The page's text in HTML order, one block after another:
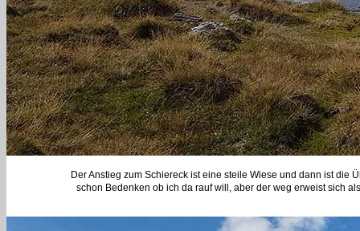
Der Anstieg zum Schiereck ist eine steile Wiese und dann ist die
schon Bedenken ob ich da rauf will, aber der weg erweist sich